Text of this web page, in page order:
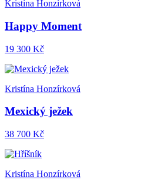
Kristína Honzírková
Happy Moment
19 300 Kč
Kristína Honzírková
Mexický ježek
38 700 Kč
Kristína Honzírková